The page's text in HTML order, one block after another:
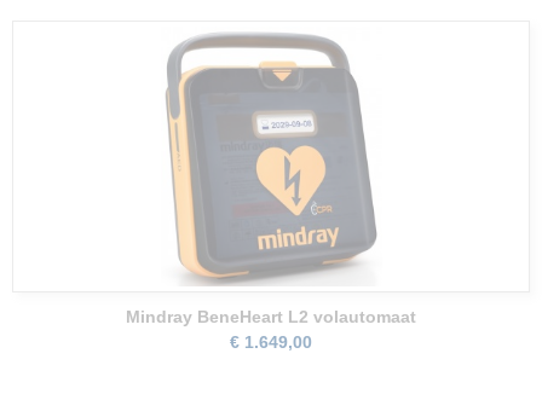
Mindray BeneHeart L2 volautomaat
€ 1.649,00